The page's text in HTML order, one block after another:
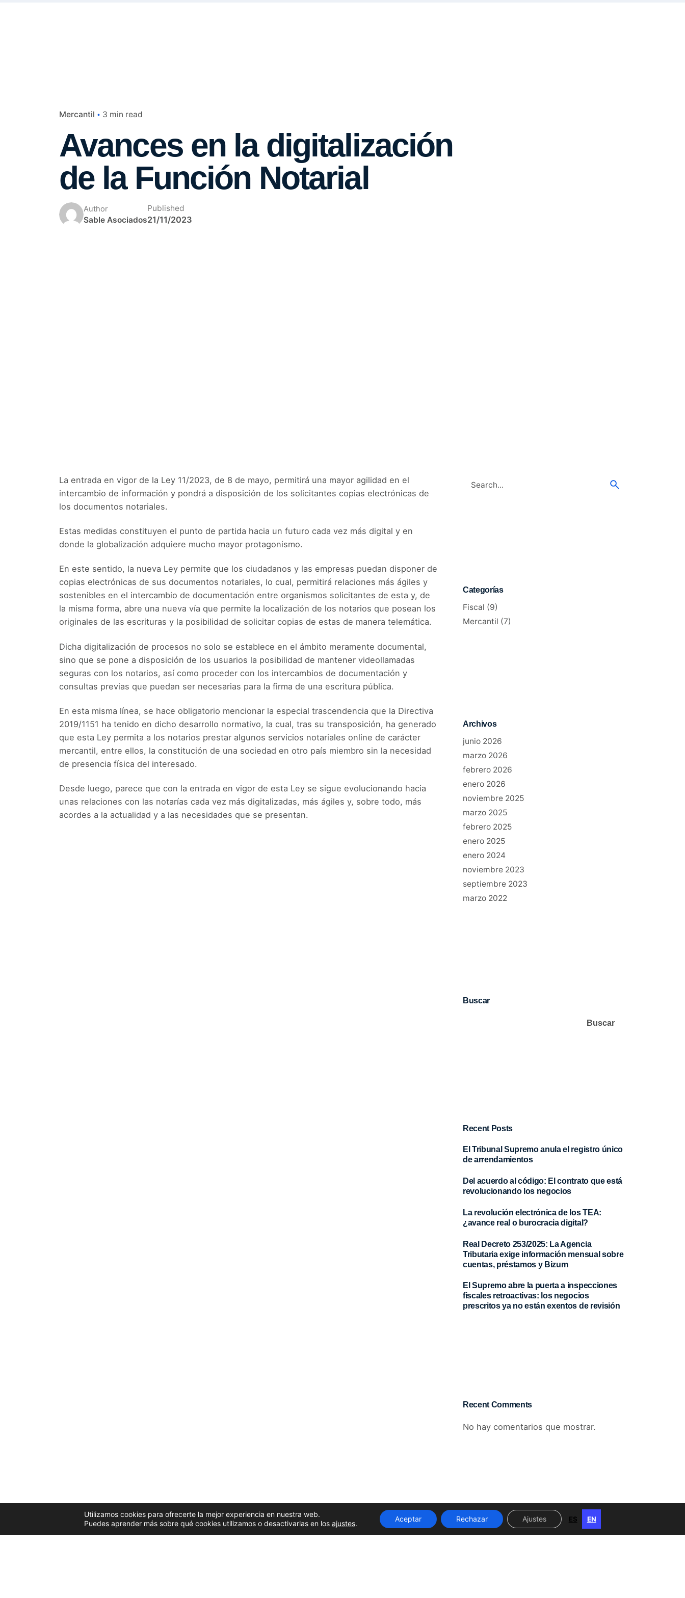
Mercantil 3 min read
Avances en la digitalización
de la Función Notarial
Author
Sable Asociados
Published
21/11/2023
La entrada en vigor de la Ley 11/2023, de 8 de mayo, permitirá una mayor agilidad en el
intercambio de información y pondrá a disposición de los solicitantes copias electrónicas de
los documentos notariales.
Estas medidas constituyen el punto de partida hacia un futuro cada vez más digital y en
donde la globalización adquiere mucho mayor protagonismo.
En este sentido, la nueva Ley permite que los ciudadanos y las empresas puedan disponer de
copias electrónicas de sus documentos notariales, lo cual, permitirá relaciones más ágiles y
sostenibles en el intercambio de documentación entre organismos solicitantes de esta y, de
la misma forma, abre una nueva vía que permite la localización de los notarios que posean los
originales de las escrituras y la posibilidad de solicitar copias de estas de manera telemática.
Dicha digitalización de procesos no solo se establece en el ámbito meramente documental,
sino que se pone a disposición de los usuarios la posibilidad de mantener videollamadas
seguras con los notarios, así como proceder con los intercambios de documentación y
consultas previas que puedan ser necesarias para la firma de una escritura pública.
En esta misma línea, se hace obligatorio mencionar la especial trascendencia que la Directiva
2019/1151 ha tenido en dicho desarrollo normativo, la cual, tras su transposición, ha generado
que esta Ley permita a los notarios prestar algunos servicios notariales online de carácter
mercantil, entre ellos, la constitución de una sociedad en otro país miembro sin la necesidad
de presencia física del interesado.
Desde luego, parece que con la entrada en vigor de esta Ley se sigue evolucionando hacia
unas relaciones con las notarías cada vez más digitalizadas, más ágiles y, sobre todo, más
acordes a la actualidad y a las necesidades que se presentan.
for
Categorías
Fiscal (9)
Mercantil (7)
Archivos
junio 2026
marzo 2026
febrero 2026
enero 2026
noviembre 2025
marzo 2025
febrero 2025
enero 2025
enero 2024
noviembre 2023
septiembre 2023
marzo 2022
Buscar
Buscar
Recent Posts
El Tribunal Supremo anula el registro único
de arrendamientos
Del acuerdo al código: El contrato que está
revolucionando los negocios
La revolución electrónica de los TEA:
¿avance real o burocracia digital?
Real Decreto 253/2025: La Agencia
Tributaria exige información mensual sobre
cuentas, préstamos y Bizum
El Supremo abre la puerta a inspecciones
fiscales retroactivas: los negocios
prescritos ya no están exentos de revisión
Recent Comments
No hay comentarios que mostrar.
Bonificación ISD del
99,9%
Martes y jueves: 8:00 a 17:00 h
Contacto
928 385 740
admon@sable-asociados.com
© 2022 Todos los derechos reservados. Sable Asociados Política de Privacidad |Avisos Legales
Utilizamos cookies para ofrecerte la mejor experiencia en nuestra web.
Puedes aprender más sobre qué cookies utilizamos o desactivarlas en los ajustes.
Aceptar Rechazar Ajustes ES EN